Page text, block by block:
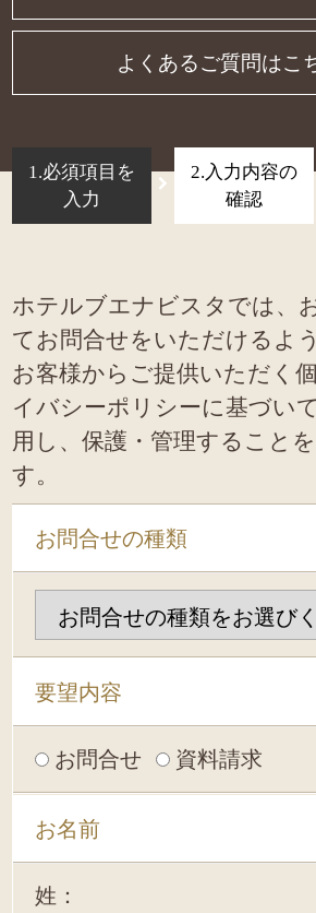
よくあるご質問はこ
1.必須項目を
入力
2.入力内容の
確認
ホテルブエナビスタでは、
てお問合せをいただけるよ
お客様からご提供いただく
イバシーポリシーに基づい
用し、保護・管理すること
す。
お問合せの種類
要望内容
お問合せ 資料請求
お名前
姓：